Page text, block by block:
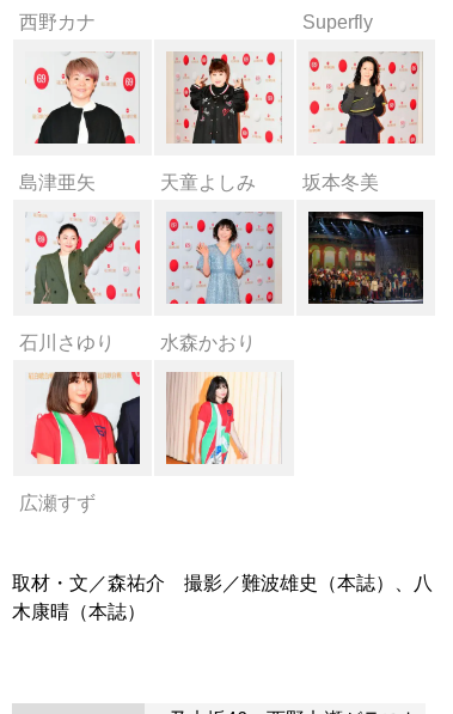
西野カナ Superfly
島津亜矢 天童よしみ 坂本冬美
石川さゆり 水森かおり
広瀬すず
取材・文／森祐介 撮影／難波雄史（本誌）、八
木康晴（本誌）